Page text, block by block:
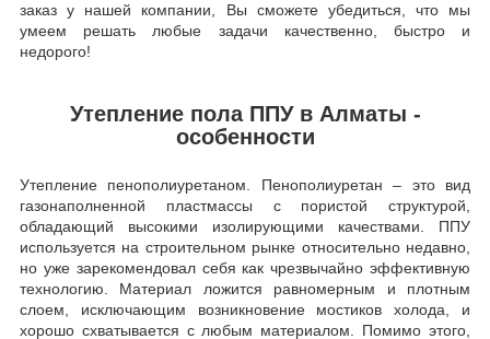
заказ у нашей компании, Вы сможете убедиться, что мы
умеем решать любые задачи качественно, быстро и
недорого!
Утепление пола ППУ в Алматы -
особенности
Утепление пенополиуретаном. Пенополиуретан – это вид
газонаполненной пластмассы с пористой структурой,
обладающий высокими изолирующими качествами. ППУ
используется на строительном рынке относительно недавно,
но уже зарекомендовал себя как чрезвычайно эффективную
технологию. Материал ложится равномерным и плотным
слоем, исключающим возникновение мостиков холода, и
хорошо схватывается с любым материалом. Помимо этого,